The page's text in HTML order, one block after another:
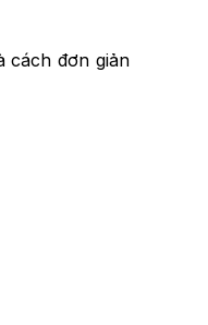
cách đơn giản